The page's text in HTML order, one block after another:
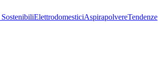
ElettrodomesticiAspirapolvereTendenze